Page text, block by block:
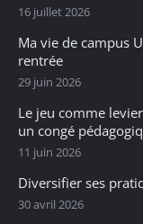
16 juillet 2026
Ma vie de campus
rentrée
29 juin 2026
Le jeu comme
un congé
11 juin 2026
Diversifier ses
30 avril 2026